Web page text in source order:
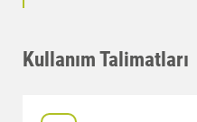
Kullanım Talimatları